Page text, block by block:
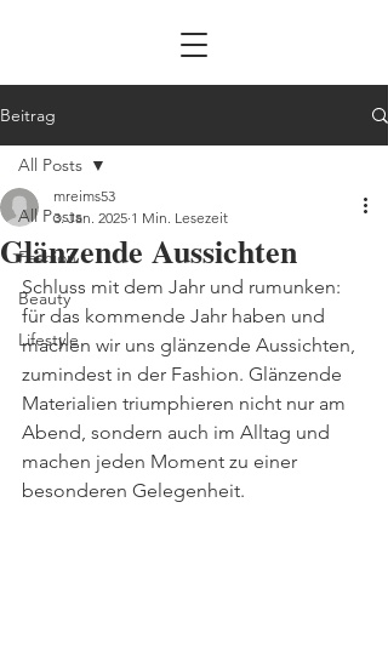
Beitrag
All Posts
Fashion
Beauty
Lifestyle
All Posts
Glänzende Aussichten
mreims53
3. Jan. 2025 1 Min. Lesezeit
Schluss mit dem Jahr und rumunken:
für das kommende Jahr haben und
machen wir uns glänzende Aussichten,
zumindest in der Fashion. Glänzende
Materialien triumphieren nicht nur am
Abend, sondern auch im Alltag und
machen jeden Moment zu einer
besonderen Gelegenheit.